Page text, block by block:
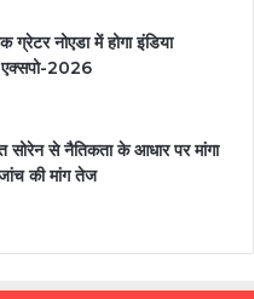
नोएडा में होगा इंडिया
एक्सपो-2026
सोरेन से नैतिकता के आधार पर मांगा
की मांग तेज